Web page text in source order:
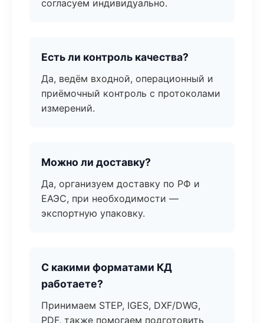
согласуем индивидуально.
Есть ли контроль качества?
Да, ведём входной, операционный и
приёмочный контроль с протоколами
измерений.
Можно ли доставку?
Да, организуем доставку по РФ и
ЕАЭС, при необходимости —
экспортную упаковку.
С какими форматами КД
работаете?
Принимаем STEP, IGES, DXF/DWG,
PDF, также помогаем подготовить